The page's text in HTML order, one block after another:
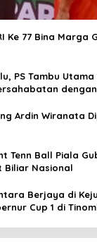
Ke 77 Bina Marga
PS Tambu
dengan
Ardin Wiranata
Tenn Ball Piala
Biliar Nasional
Berjaya di
Cup 1 di